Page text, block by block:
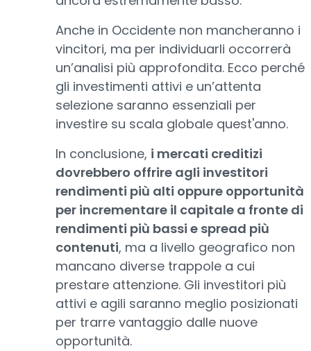
Anche in Occidente non mancheranno i
vincitori, ma per individuarli occorrerà
un’analisi più approfondita. Ecco perché
gli investimenti attivi e un’attenta
selezione saranno essenziali per
investire su scala globale quest'anno.
In conclusione, i mercati creditizi
dovrebbero offrire agli investitori
rendimenti più alti oppure opportunità
per incrementare il capitale a fronte di
rendimenti più bassi e spread più
contenuti, ma a livello geografico non
mancano diverse trappole a cui
prestare attenzione. Gli investitori più
attivi e agili saranno meglio posizionati
per trarre vantaggio dalle nuove
opportunità.